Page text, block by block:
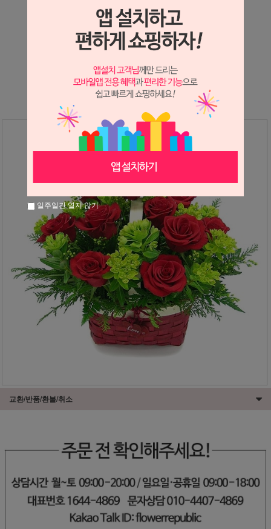
상세정보 새창 열기
※ 필독해주세요 ※
장미는 시세 변동에 따라 가격이 달라질 수 있으니
문의 후 주문 바랍니다.
교환/반품/환불/취소
일주일간 열지 않기